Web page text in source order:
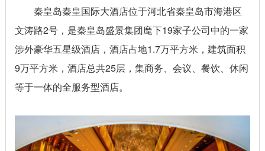
秦皇岛秦皇国际大酒店位于河北省秦皇岛市海港区
文涛路2号，是秦皇岛盛景集团麾下19家子公司中的一家
涉外豪华五星级酒店，酒店占地1.7万平方米，建筑面积
9万平方米，酒店总共25层，集商务、会议、餐饮、休闲
等于一体的全服务型酒店。